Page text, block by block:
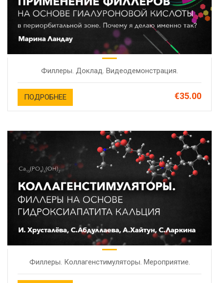
Филлеры. Доклад. Видеодемонстрация.
ПОДРОБНЕЕ €35.00
Филлеры. Коллагенстимуляторы. Мероприятие.